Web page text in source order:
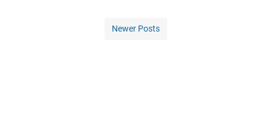
Newer Posts